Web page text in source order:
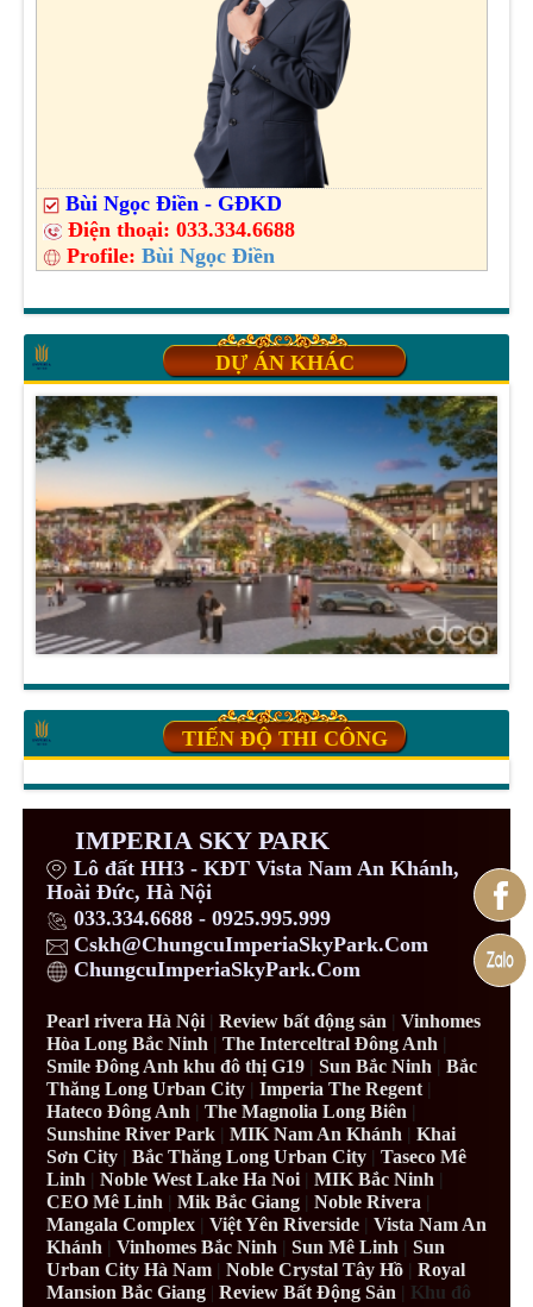
Bùi Ngọc Điền - GĐKD
Điện thoại:033.334.6688
Profile:Bùi Ngọc Điền
DỰ ÁN KHÁC
TIẾN ĐỘ THI CÔNG
IMPERIA SKY PARK
Lô đất HH3 - KĐT Vista Nam An Khánh,
Hoài Đức, Hà Nội
033.334.6688 - 0925.995.999
Cskh@ChungcuImperiaSkyPark.Com
ChungcuImperiaSkyPark.Com
Pearl rivera Hà Nội| Review bất động sản | Vinhomes
Hòa Long Bắc Ninh | The Interceltral Đông Anh |
Smile Đông Anh khu đô thị G19| Sun Bắc Ninh | Bắc
Thăng Long Urban City| Imperia The Regent|
Hateco Đông Anh | The Magnolia Long Biên |
Sunshine River Park| MIK Nam An Khánh | Khai
Sơn City| Bắc Thăng Long Urban City| Taseco Mê
Linh | Noble West Lake Ha Noi| MIK Bắc Ninh |
CEO Mê Linh | Mik Bắc Giang| Noble Rivera |
Mangala Complex| Việt Yên Riverside| Vista Nam An
Khánh | Vinhomes Bắc Ninh | Sun Mê Linh | Sun
Urban City Hà Nam| Noble Crystal Tây Hồ| Royal
Mansion Bắc Giang| Review Bất Động Sản | Khu đô